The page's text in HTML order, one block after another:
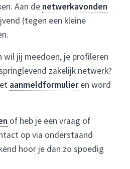
Aan de netwerkavonden
(tegen een kleine
wil jij meedoen, je profileren
zakelijk netwerk?
aanmeldformulieren word
of heb je een vraag of
op via onderstaand
hoor je dan zo spoedig